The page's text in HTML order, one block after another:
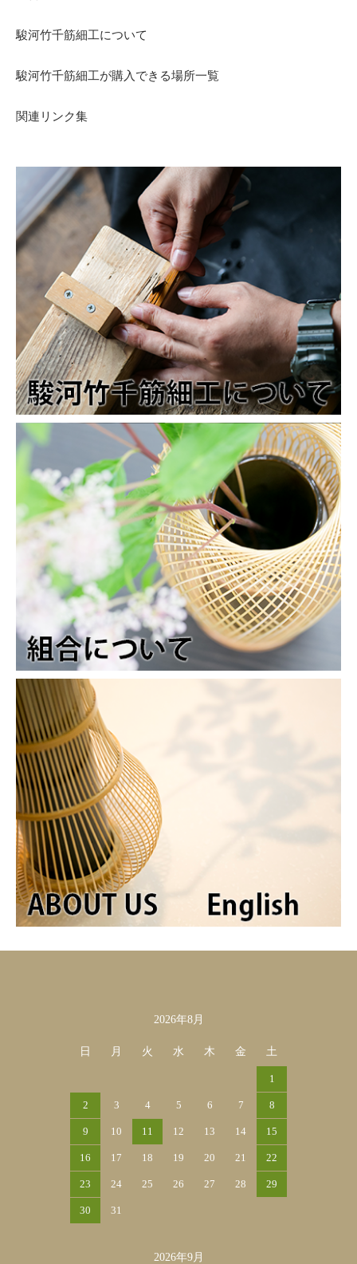
駿河竹千筋細工について
駿河竹千筋細工が購入できる場所一覧
関連リンク集
2026年8月
日 月 火 水 木 金 土
1
2 3 4 5 6 7 8
9 10 11 12 13 14 15
16 17 18 19 20 21 22
23 24 25 26 27 28 29
30 31
2026年9月